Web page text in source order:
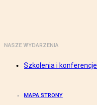
NASZE WYDARZENIA
Szkolenia i konferencje
MAPA STRONY